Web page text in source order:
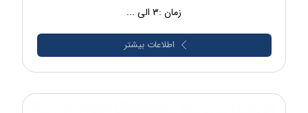
زمان :۳ الی ...
اطلاعات بیشتر